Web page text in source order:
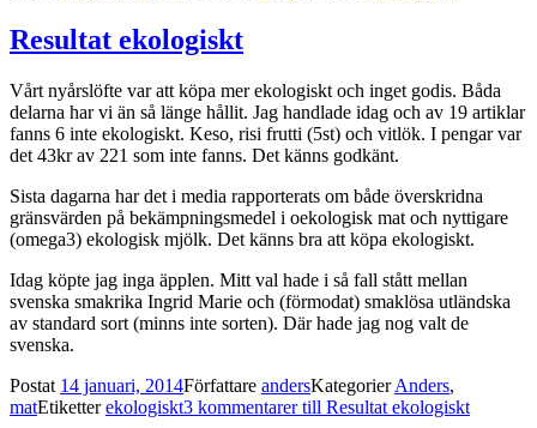
Resultat ekologiskt
Vårt nyårslöfte var att köpa mer ekologiskt och inget godis. Båda
delarna har vi än så länge hållit. Jag handlade idag och av 19 artiklar
fanns 6 inte ekologiskt. Keso, risi frutti (5st) och vitlök. I pengar var
det 43kr av 221 som inte fanns. Det känns godkänt.
Sista dagarna har det i media rapporterats om både överskridna
gränsvärden på bekämpningsmedel i oekologisk mat och nyttigare
(omega3) ekologisk mjölk. Det känns bra att köpa ekologiskt.
Idag köpte jag inga äpplen. Mitt val hade i så fall stått mellan
svenska smakrika Ingrid Marie och (förmodat) smaklösa utländska
av standard sort (minns inte sorten). Där hade jag nog valt de
svenska.
Postat 14 januari, 2014Författare andersKategorierAnders,
matEtiketterekologiskt3 kommentarertill Resultat ekologiskt